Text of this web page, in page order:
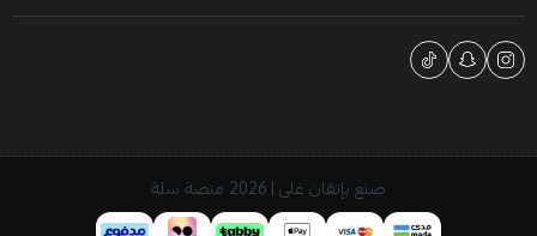
صنع بإتقان على | 2026 منصة سلة